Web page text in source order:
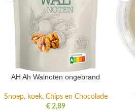
AH Ah Walnoten ongebrand
Snoep, koek, Chips en Chocolade
€2,89